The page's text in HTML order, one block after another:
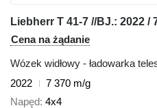
Liebherr T 41-7 //BJ.: 2022 /
Cena na żądanie
Wózek widłowy - ładowarka
2022
7 370 m/g
Napęd 4x4